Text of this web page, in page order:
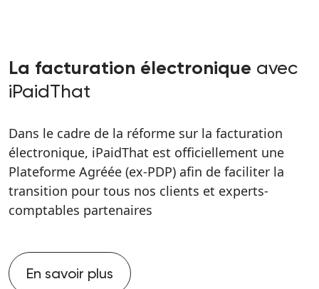
La facturation électronique avec
iPaidThat
Dans le cadre de la réforme sur la facturation
électronique, iPaidThat est officiellement une
Plateforme Agréée (ex-PDP) afin de faciliter la
transition pour tous nos clients et experts-
comptables partenaires
En savoir plus